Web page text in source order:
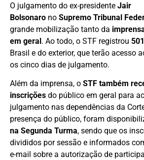
O julgamento do ex-presidente Jair
Bolsonaro no Supremo Tribunal
grande mobilização tanto da
em geral. Ao todo, o STF registrou
Brasil e do exterior, que terão acesso
os cinco dias de julgamento.
Além da imprensa, o STF também
inscrições do público em geral para
julgamento nas dependências da
presença do público, foram
na Segunda Turma, sendo que os
divididos por sessão e informados
e-mail sobre a autorização de